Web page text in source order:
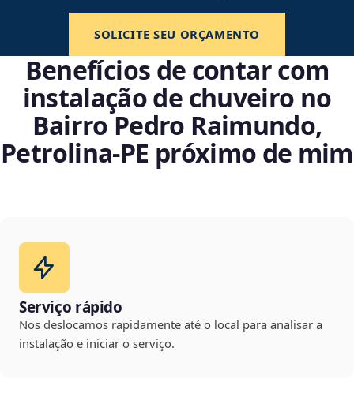
SOLICITE SEU ORÇAMENTO
Benefícios de contar com
instalação de chuveiro no
Bairro Pedro Raimundo,
Petrolina‑PE próximo de mim
Serviço rápido
Nos deslocamos rapidamente até o local para analisar a
instalação e iniciar o serviço.